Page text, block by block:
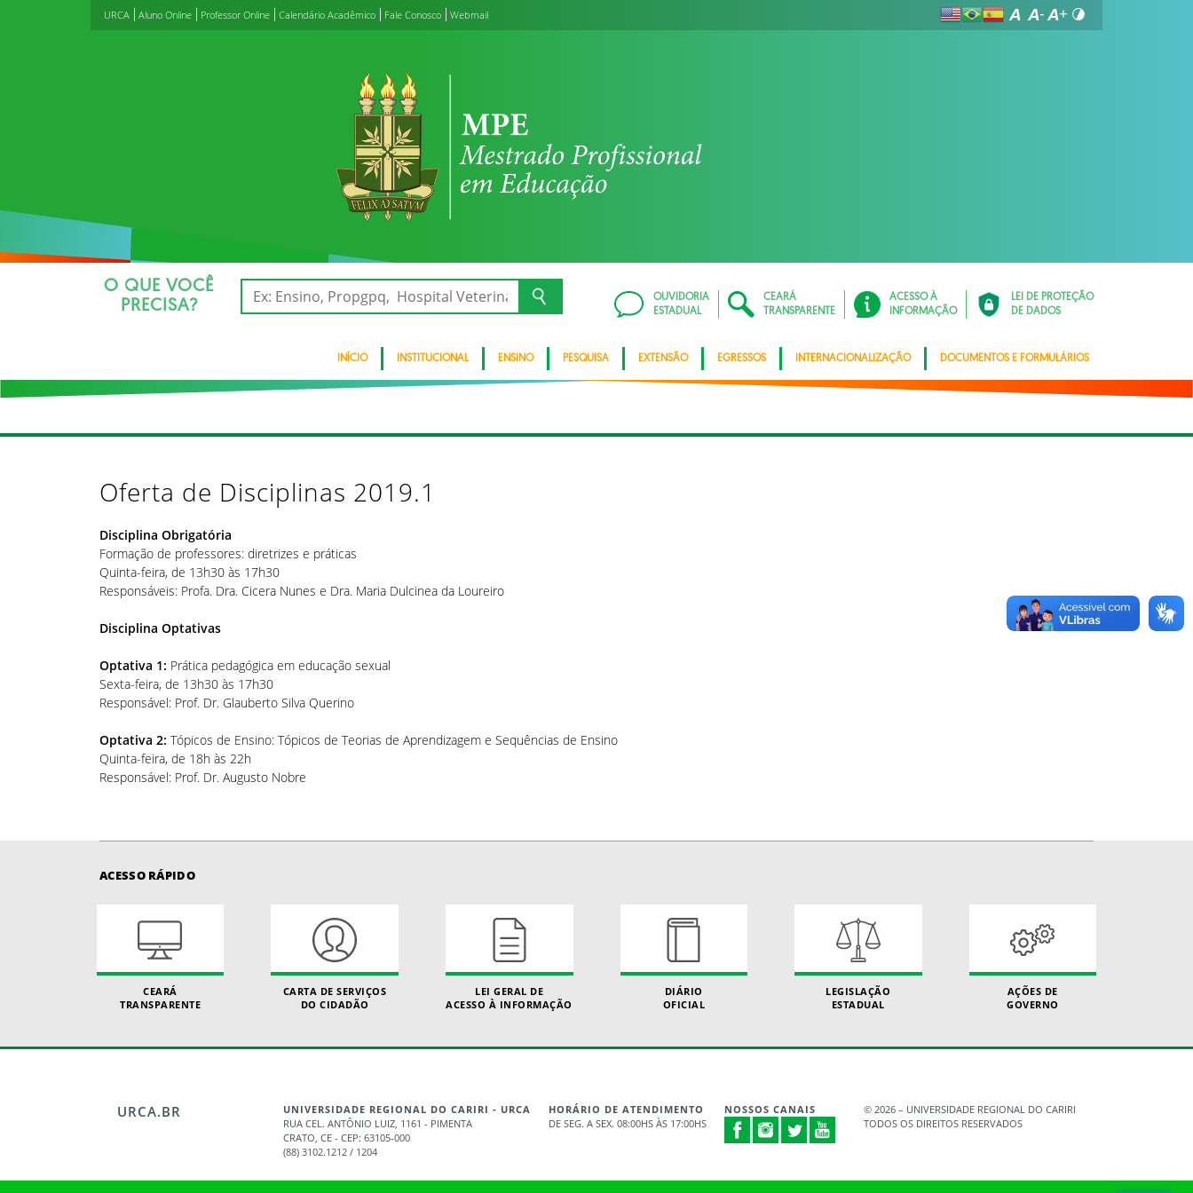
URCA Aluno Online Professor Online Calendário Acadêmico Fale Conosco Webmail
O QUE VOCÊ
PRECISA?
OUVIDORIA
ESTADUAL
CEARÁ
TRANSPARENTE
ACESSO À
INFORMAÇÃO
LEI DE PROTEÇÃO
DE DADOS
INÍCIO INSTITUCIONAL ENSINO PESQUISA EXTENSÃO EGRESSOS INTERNACIONALIZAÇÃO DOCUMENTOS E FORMULÁRIOS
Oferta de Disciplinas 2019.1
Disciplina Obrigatória
Formação de professores: diretrizes e práticas
Quinta-feira, de 13h30 às 17h30
Responsáveis: Profa. Dra. Cicera Nunes e Dra. Maria Dulcinea da Loureiro
Disciplina Optativas
Optativa 1: Prática pedagógica em educação sexual
Sexta-feira, de 13h30 às 17h30
Responsável: Prof. Dr. Glauberto Silva Querino
Optativa 2: Tópicos de Ensino: Tópicos de Teorias de Aprendizagem e Sequências de Ensino
Quinta-feira, de 18h às 22h
Responsável: Prof. Dr. Augusto Nobre
ACESSO RÁPIDO
CEARÁ
TRANSPARENTE
CARTA DE SERVIÇOS
DO CIDADÃO
LEI GERAL DE
ACESSO À INFORMAÇÃO
DIÁRIO
OFICIAL
LEGISLAÇÃO
ESTADUAL
AÇÕES DE
GOVERNO
URCA.BR
UNIVERSIDADE REGIONAL DO CARIRI - URCA
RUA CEL. ANTÔNIO LUIZ, 1161 - PIMENTA
CRATO, CE - CEP: 63105-000
(88) 3102.1212 / 1204
HORÁRIO DE ATENDIMENTO
DE SEG. A SEX. 08:00HS ÀS 17:00HS
NOSSOS CANAIS © 2026 – UNIVERSIDADE REGIONAL DO CARIRI
TODOS OS DIREITOS RESERVADOS